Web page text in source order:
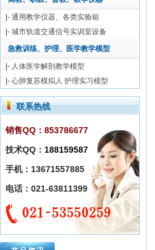
|- 通用教学仪器、各类实验箱
|- 城市轨道交通信号实训室设备
急救训练、护理、医学教学模型
|- 人体医学解剖教学模型
|- 心肺复苏模拟人 护理实习模型
联系热线
销售QQ：853786677
技术QQ： 188159587
手机：13671557885
电话：021-63811399